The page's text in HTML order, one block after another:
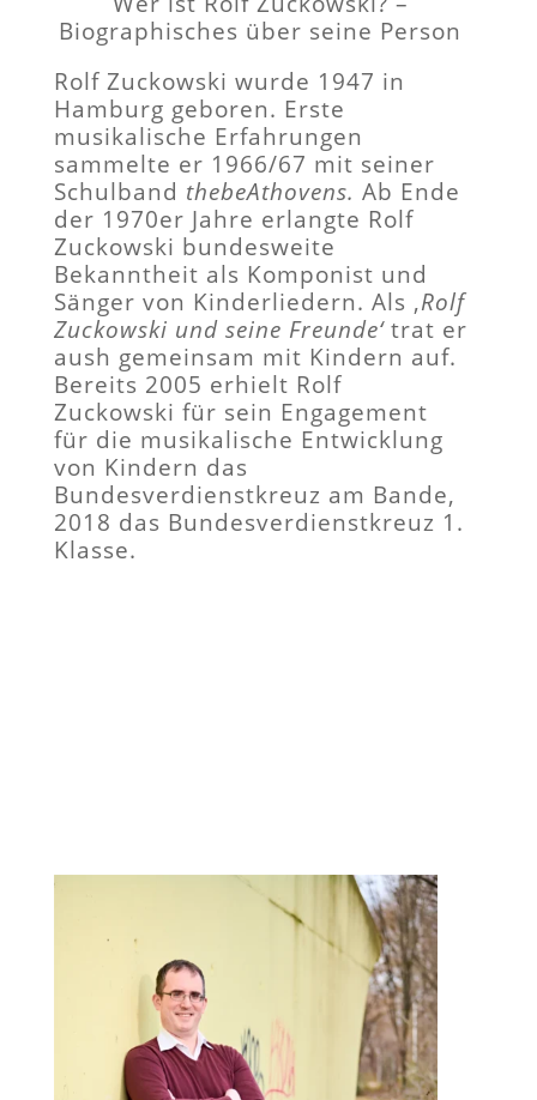
Biographisches über seine Person
Rolf Zuckowski wurde 1947 in
Hamburg geboren. Erste
musikalische Erfahrungen
sammelte er 1966/67 mit seiner
Schulband thebeAthovens. Ab Ende
der 1970er Jahre erlangte Rolf
Zuckowski bundesweite
Bekanntheit als Komponist und
Sänger von Kinderliedern. Als ‚Rolf
Zuckowski und seine Freunde‘trat er
aush gemeinsam mit Kindern auf.
Bereits 2005 erhielt Rolf
Zuckowski für sein Engagement
für die musikalische Entwicklung
von Kindern das
Bundesverdienstkreuz am Bande,
2018 das Bundesverdienstkreuz 1.
Klasse.